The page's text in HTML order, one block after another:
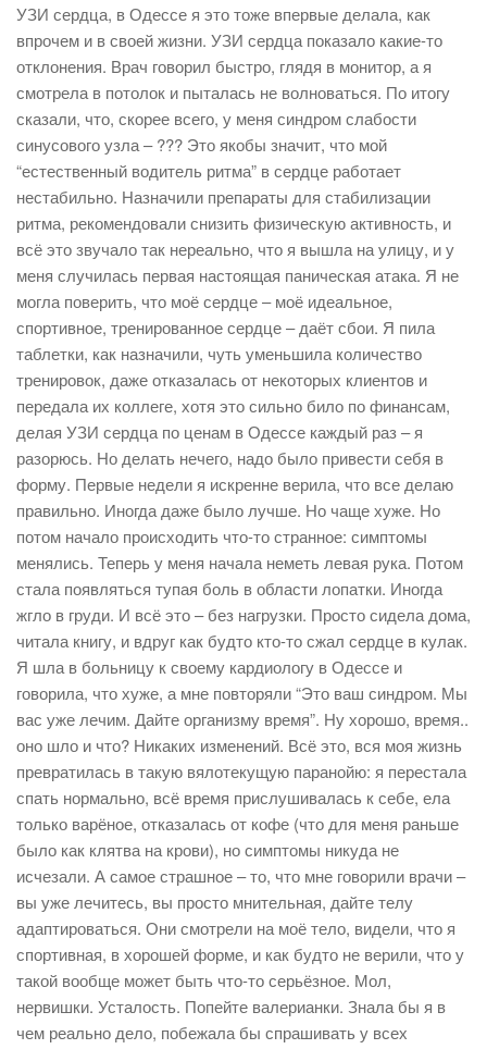
УЗИ сердца, в Одессе я это тоже впервые делала, как
впрочем и в своей жизни. УЗИ сердца показало какие-то
отклонения. Врач говорил быстро, глядя в монитор, а я
смотрела в потолок и пыталась не волноваться. По итогу
сказали, что, скорее всего, у меня синдром слабости
синусового узла – ??? Это якобы значит, что мой
“естественный водитель ритма” в сердце работает
нестабильно. Назначили препараты для стабилизации
ритма, рекомендовали снизить физическую активность, и
всё это звучало так нереально, что я вышла на улицу, и у
меня случилась первая настоящая паническая атака. Я не
могла поверить, что моё сердце – моё идеальное,
спортивное, тренированное сердце – даёт сбои. Я пила
таблетки, как назначили, чуть уменьшила количество
тренировок, даже отказалась от некоторых клиентов и
передала их коллеге, хотя это сильно било по финансам,
делая УЗИ сердца по ценам в Одессе каждый раз – я
разорюсь. Но делать нечего, надо было привести себя в
форму. Первые недели я искренне верила, что все делаю
правильно. Иногда даже было лучше. Но чаще хуже. Но
потом начало происходить что-то странное: симптомы
менялись. Теперь у меня начала неметь левая рука. Потом
стала появляться тупая боль в области лопатки. Иногда
жгло в груди. И всё это – без нагрузки. Просто сидела дома,
читала книгу, и вдруг как будто кто-то сжал сердце в кулак.
Я шла в больницу к своему кардиологу в Одессе и
говорила, что хуже, а мне повторяли “Это ваш синдром. Мы
вас уже лечим. Дайте организму время”. Ну хорошо, время..
оно шло и что? Никаких изменений. Всё это, вся моя жизнь
превратилась в такую вялотекущую паранойю: я перестала
спать нормально, всё время прислушивалась к себе, ела
только варёное, отказалась от кофе (что для меня раньше
было как клятва на крови), но симптомы никуда не
исчезали. А самое страшное – то, что мне говорили врачи –
вы уже лечитесь, вы просто мнительная, дайте телу
адаптироваться. Они смотрели на моё тело, видели, что я
спортивная, в хорошей форме, и как будто не верили, что у
такой вообще может быть что-то серьёзное. Мол,
нервишки. Усталость. Попейте валерианки. Знала бы я в
чем реально дело, побежала бы спрашивать у всех